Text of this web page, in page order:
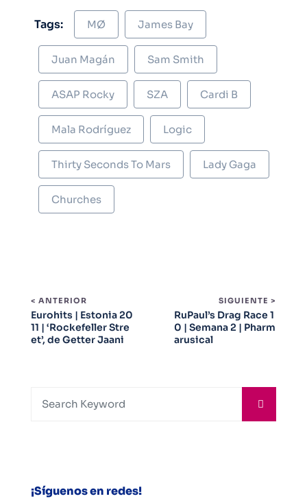
Tags: MØ James Bay
Juan Magán Sam Smith
ASAP Rocky SZA Cardi B
Mala Rodríguez Logic
Thirty Seconds To Mars Lady Gaga
Churches
< ANTERIOR
Eurohits | Estonia 20
11 | ‘Rockefeller Stre
et’, de Getter Jaani
SIGUIENTE >
RuPaul’s Drag Race 1
0 | Semana 2 | Pharm
arusical
¡Síguenos en redes!